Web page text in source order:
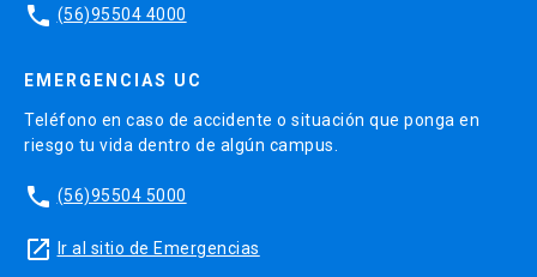
phone (56)95504 4000
EMERGENCIAS UC
Teléfono en caso de accidente o situación que ponga en
riesgo tu vida dentro de algún campus.
phone (56)95504 5000
launch Ir al sitio de Emergencias